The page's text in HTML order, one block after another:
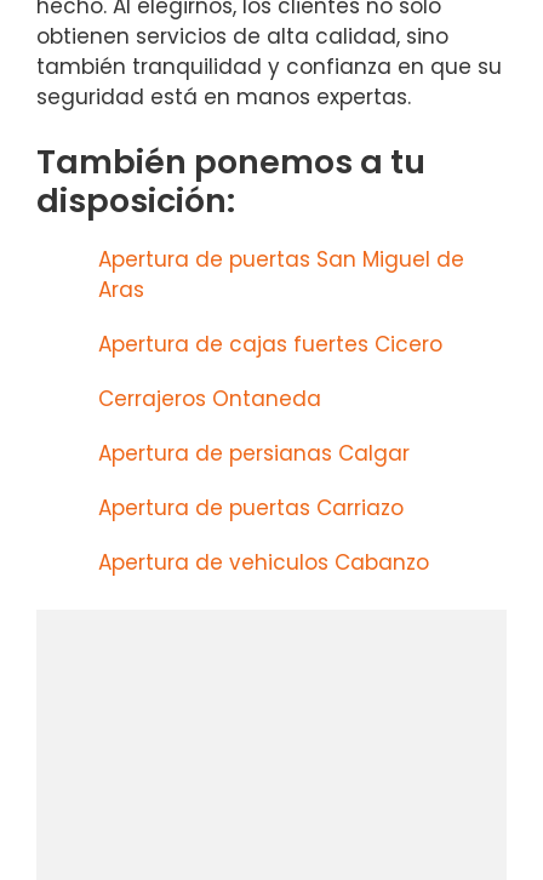
obtienen servicios de alta calidad, sino
también tranquilidad y confianza en que su
seguridad está en manos expertas.
También ponemos a tu
disposición:
Apertura de puertas San Miguel de
Aras
Apertura de cajas fuertes Cicero
Cerrajeros Ontaneda
Apertura de persianas Calgar
Apertura de puertas Carriazo
Apertura de vehiculos Cabanzo